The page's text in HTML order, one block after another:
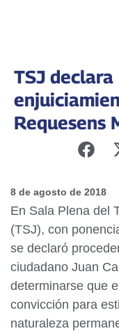
TSJ
Requesens
8 de agosto de 2018
En Sala Plena del
(TSJ), con
se declaró
ciudadano Juan
determinarse que
convicción para
naturaleza